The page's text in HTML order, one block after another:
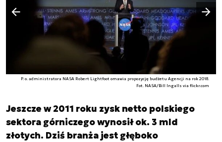
P. o. administratora NASA Robert Lightfoot omawia propozycję budżetu Agencji na rok 2018.
Fot. NASA/Bill Ingalls via flickr.com
Poprzedni slajd
Następny slajd
Jeszcze w 2011 roku zysk netto polskiego
sektora górniczego wynosił ok. 3 mld
złotych. Dziś branża jest głęboko